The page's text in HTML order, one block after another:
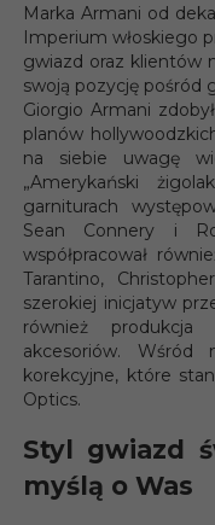
Marka Armani od
Imperium włoskiego
gwiazd oraz klientów
swoją pozycję pośród
Giorgio Armani
planów
na siebie uwagę
„Amerykański
garniturach
Sean Connery i
współpracował
Tarantino,
szerokiej inicjatyw
również produkcja
akcesoriów. Wśród
korekcyjne, które
Optics.
Styl gwiazd
myślą o Was